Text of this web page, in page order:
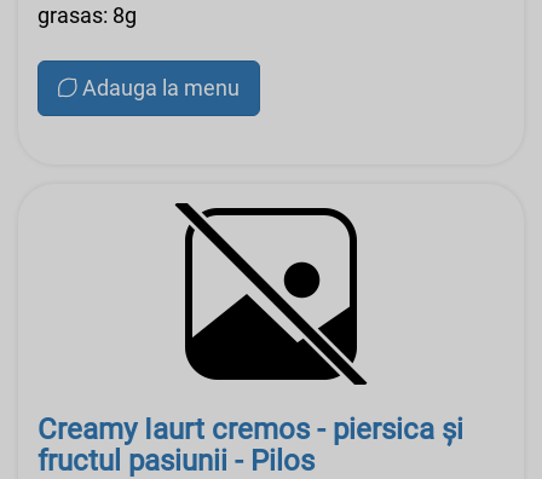
grasas: 8g
Adauga la menu
Creamy Iaurt cremos - piersica și
fructul pasiunii - Pilos